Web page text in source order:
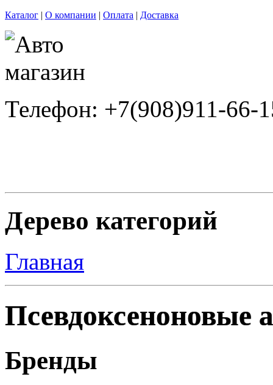
Каталог | О компании | Оплата | Доставка
Телефон: +7(908)911-66-
Дерево категорий
Главная
Псевдоксеноновые
Бренды